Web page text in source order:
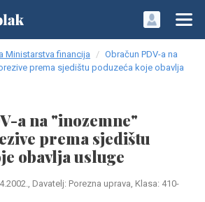
Ministarstva financija
Obračun PDV-a na
prema sjedištu poduzeća koje obavlja
a na "inozemne"
prema sjedištu
obavlja usluge
Davatelj: Porezna uprava, Klasa: 410-